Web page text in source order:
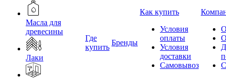
Масла для
древесины
Лаки
Где
купить
Бренды
Как купить
Условия
оплаты
Условия
доставки
Самовывоз